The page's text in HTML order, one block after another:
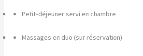
Petit-déjeuner servi en chambre
Massages en duo (sur réservation)